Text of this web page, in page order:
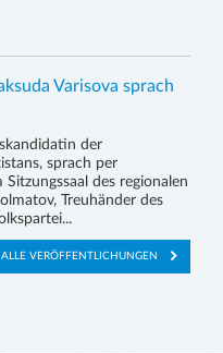
Varisova sprach
der
sprach per
des regionalen
Treuhänder des
ALLE VERÖFFENTLICHUNGEN